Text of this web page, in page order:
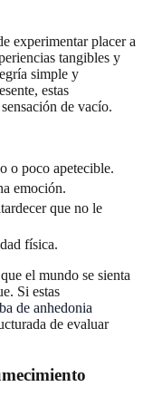
experimentar placer a
tangibles y
simple y
estas
de vacío.
o poco apetecible.
emoción.
que no le
física.
el mundo se sienta
Si estas
de anhedonia
de evaluar